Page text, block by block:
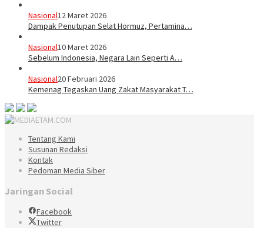
Nasional12 Maret 2026
Dampak Penutupan Selat Hormuz, Pertamina…
Nasional10 Maret 2026
Sebelum Indonesia, Negara Lain Seperti A…
Nasional20 Februari 2026
Kemenag Tegaskan Uang Zakat Masyarakat T…
Tentang Kami
Susunan Redaksi
Kontak
Pedoman Media Siber
Jaringan Social
Facebook
Twitter